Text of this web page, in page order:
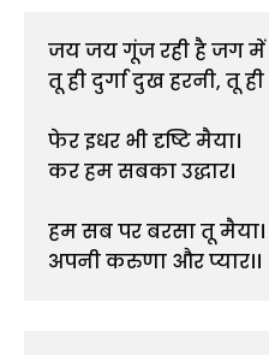
जय जय गूंज रही है जग में
तू ही दुर्गा दुख हरनी, तू
फेर इधर भी दृष्टि मैया।
कर हम सबका उद्धार।
हम सब पर बरसा तू मैया।
अपनी करुणा और प्यार।।